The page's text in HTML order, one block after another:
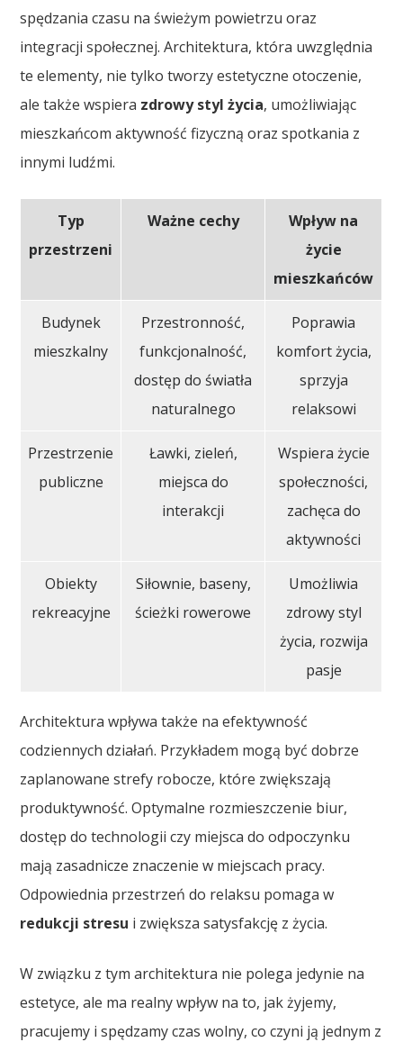
spędzania czasu na świeżym powietrzu oraz
integracji społecznej. Architektura, która uwzględnia
te elementy, nie tylko tworzy estetyczne otoczenie,
ale także wspiera zdrowy styl życia, umożliwiając
mieszkańcom aktywność fizyczną oraz spotkania z
innymi ludźmi.
Typ
przestrzeni
Ważne cechy
Wpływ na
życie
mieszkańców
Budynek
mieszkalny
Przestronność,
funkcjonalność,
dostęp do światła
naturalnego
Poprawia
komfort życia,
sprzyja
relaksowi
Przestrzenie
publiczne
Ławki, zieleń,
miejsca do
interakcji
Wspiera życie
społeczności,
zachęca do
aktywności
Obiekty
rekreacyjne
Siłownie, baseny,
ścieżki rowerowe
Umożliwia
zdrowy styl
życia, rozwija
pasje
Architektura wpływa także na efektywność
codziennych działań. Przykładem mogą być dobrze
zaplanowane strefy robocze, które zwiększają
produktywność. Optymalne rozmieszczenie biur,
dostęp do technologii czy miejsca do odpoczynku
mają zasadnicze znaczenie w miejscach pracy.
Odpowiednia przestrzeń do relaksu pomaga w
redukcji stresu i zwiększa satysfakcję z życia.
W związku z tym architektura nie polega jedynie na
estetyce, ale ma realny wpływ na to, jak żyjemy,
pracujemy i spędzamy czas wolny, co czyni ją jednym z